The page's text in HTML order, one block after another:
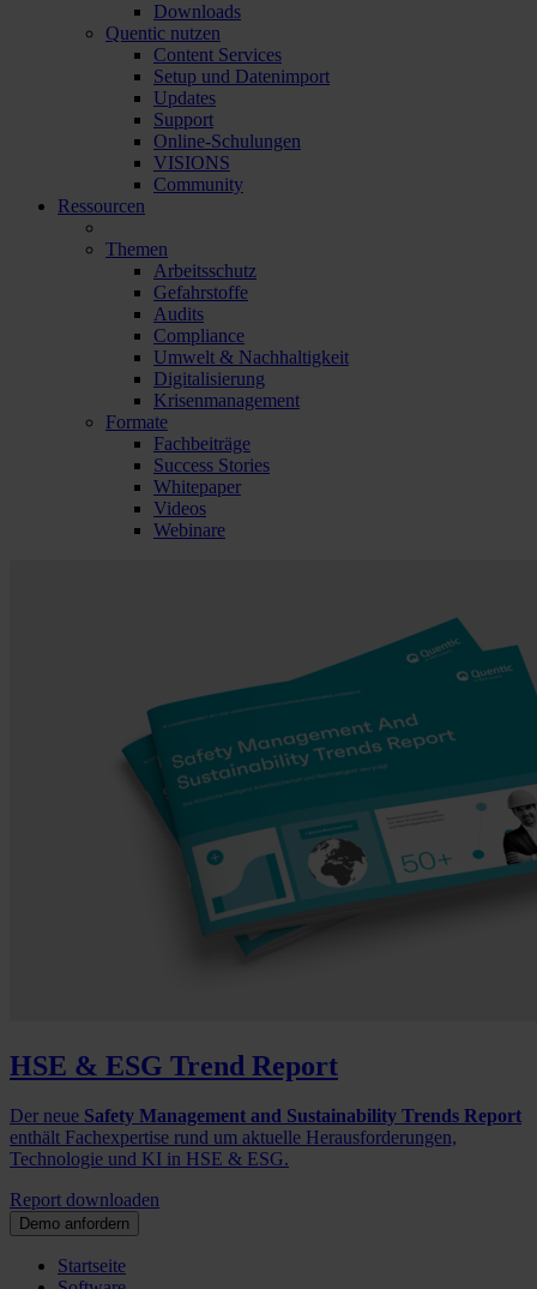
Downloads
Quentic nutzen
Content Services
Setup und Datenimport
Updates
Support
Online-Schulungen
VISIONS
Community
Ressourcen
Themen
Arbeitsschutz
Gefahrstoffe
Audits
Compliance
Umwelt & Nachhaltigkeit
Digitalisierung
Krisenmanagement
Formate
Fachbeiträge
Success Stories
Whitepaper
Videos
Webinare
HSE & ESG Trend Report
Der neue Safety Management and Sustainability Trends Report
enthält Fachexpertise rund um aktuelle Herausforderungen,
Technologie und KI in HSE & ESG.
Report downloaden
Demo anfordern
Startseite